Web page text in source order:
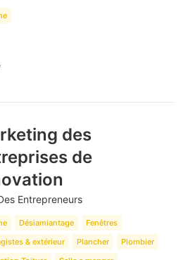
des
de
Entrepreneurs
Désiamiantage
Fenêtres
& extérieur
Plancher
Plombier